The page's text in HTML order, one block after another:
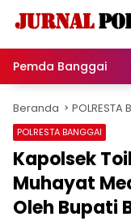
Pemda Banggai
Beranda POLRESTA
POLRESTA BANGGAI
Kapolsek
Muhayat
Oleh Bupati